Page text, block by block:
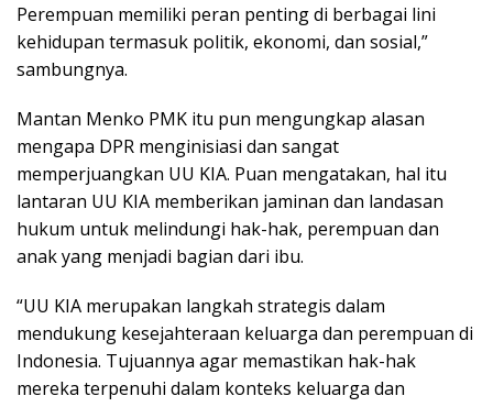
Perempuan memiliki peran penting di berbagai lini
kehidupan termasuk politik, ekonomi, dan sosial,”
sambungnya.
Mantan Menko PMK itu pun mengungkap alasan
mengapa DPR menginisiasi dan sangat
memperjuangkan UU KIA. Puan mengatakan, hal itu
lantaran UU KIA memberikan jaminan dan landasan
hukum untuk melindungi hak-hak, perempuan dan
anak yang menjadi bagian dari ibu.
“UU KIA merupakan langkah strategis dalam
mendukung kesejahteraan keluarga dan perempuan di
Indonesia. Tujuannya agar memastikan hak-hak
mereka terpenuhi dalam konteks keluarga dan